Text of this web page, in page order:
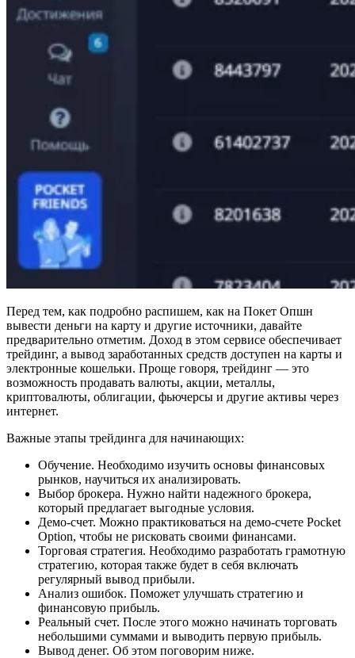
Перед тем, как подробно распишем, как на Покет Опшн
вывести деньги на карту и другие источники, давайте
предварительно отметим. Доход в этом сервисе обеспечивает
трейдинг, а вывод заработанных средств доступен на карты и
электронные кошельки. Проще говоря, трейдинг — это
возможность продавать валюты, акции, металлы,
криптовалюты, облигации, фьючерсы и другие активы через
интернет.
Важные этапы трейдинга для начинающих:
Обучение. Необходимо изучить основы финансовых
рынков, научиться их анализировать.
Выбор брокера. Нужно найти надежного брокера,
который предлагает выгодные условия.
Демо-счет. Можно практиковаться на демо-счете Pocket
Option, чтобы не рисковать своими финансами.
Торговая стратегия. Необходимо разработать грамотную
стратегию, которая также будет в себя включать
регулярный вывод прибыли.
Анализ ошибок. Поможет улучшать стратегию и
финансовую прибыль.
Реальный счет. После этого можно начинать торговать
небольшими суммами и выводить первую прибыль.
Вывод денег. Об этом поговорим ниже.